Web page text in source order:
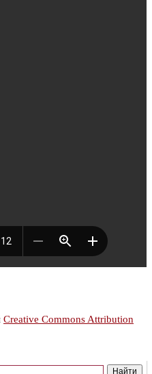
Creative Commons Attribution